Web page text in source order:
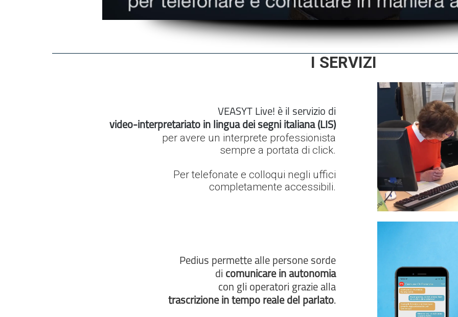
I SERVIZI
VEASYT Live! è il servizio di
video-interpretariato in l ingua dei segni italiana (LIS)
per avere un interprete professionista
sempre a portata di click.
Per telefonate e colloqui negli uffici
completamente accessibili.
Pedius permette alle persone sorde
di comunicare in autonomia
con gli operatori grazie alla
trascrizione in tempo reale del parlato.